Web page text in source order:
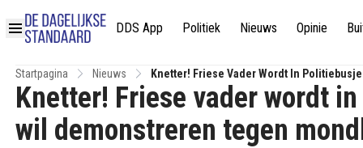
DDS App Politiek Nieuws Opinie
Startpagina Nieuws Knetter! Friese Vader Wordt In
Knetter! Friese vader wordt
wil demonstreren tegen